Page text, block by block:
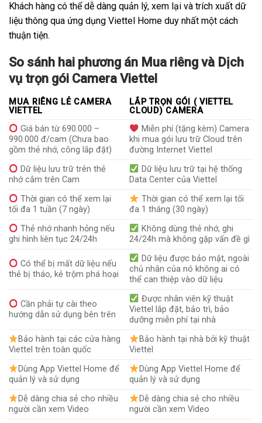
Khách hàng có thể dễ dàng quản lý, xem lại và trích xuất dữ
liệu thông qua ứng dụng Viettel Home duy nhất một cách
thuận tiện.
So sánh hai phương án Mua riêng và Dịch
vụ trọn gói Camera Viettel
MUA RIÊNG LẺ CAMERA
VIETTEL
LẮP TRỌN GÓI ( VIETTEL
CLOUD) CAMERA
Giá bán từ 690.000 –
990.000 đ/cam (Chưa bao
gồm thẻ nhớ, công lắp đặt)
Miễn phí (tặng kèm) Camera
khi mua gói lưu trữ Cloud trên
đường Internet Viettel
Dữ liệu lưu trữ trên thẻ
nhớ cắm trên Cam
Dữ liệu lưu trữ tại hệ thống
Data Center của Viettel
Thời gian có thể xem lại
tối đa 1 tuần (7 ngày)
Thời gian có thể xem lại tối
đa 1 tháng (30 ngày)
Thẻ nhớ nhanh hỏng nếu
ghi hình liên tục 24/24h
Không dùng thẻ nhớ, ghi
24/24h mà không gặp vấn đề gì
Có thể bị mất dữ liệu nếu
thẻ bị tháo, kẻ trộm phá hoại
Dữ liệu được bảo mật, ngoài
chủ nhân của nó không ai có
thể can thiệp vào dữ liệu
Cần phải tự cài theo
hướng dẫn sử dụng bên trên
Được nhân viên kỹ thuật
Viettel lắp đặt, bảo trì, bảo
dưỡng miễn phí tại nhà
Bảo hành tại các cửa hàng
Viettel trên toàn quốc
Bảo hành tại nhà bởi kỹ thuật
Viettel
Dùng App Viettel Home để
quản lý và sử dụng
Dùng App Viettel Home để
quản lý và sử dụng
Dễ dàng chia sẻ cho nhiều
người cần xem Video
Dễ dàng chia sẻ cho nhiều
người cần xem Video